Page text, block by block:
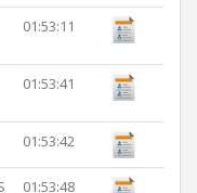
01:53:11
01:53:41
01:53:42
01:53:48